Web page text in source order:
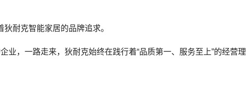
耐克智能家居的品牌追求。
业，一路走来，狄耐克始终在践行着“品质第一、服务至上”的经营理